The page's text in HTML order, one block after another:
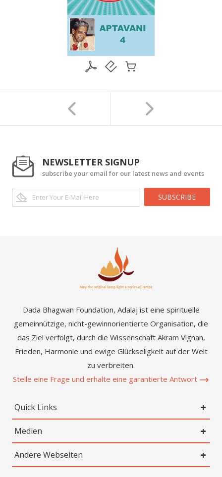
NEWSLETTER SIGNUP
subscribe your email for our latest news and events
SUBSCRIBE
Dada Bhagwan Foundation, Adalaj ist eine spirituelle
gemeinnützige, nicht-gewinnorientierte Organisation, die
das Ziel verfolgt, durch die Wissenschaft Akram Vignan,
Frieden, Harmonie und ewige Glückseligkeit auf der Welt
zu verbreiten.
Stelle eine Frage und erhalte eine garantierte Antwort
Quick Links
Medien
Andere Webseiten